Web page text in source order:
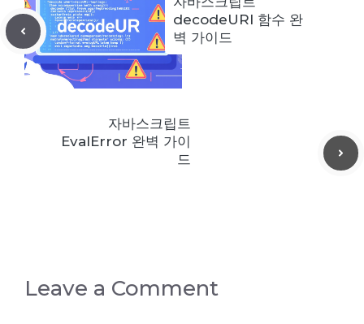
decodeURI 함수 완
벽 가이드
자바스크립트
EvalError 완벽 가이
드
Leave a Comment